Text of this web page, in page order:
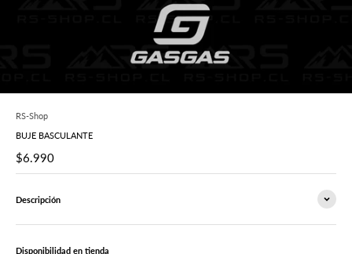
RS-Shop
BUJE BASCULANTE
Precio de oferta
$6.990
Descripción
Disponibilidad en tienda